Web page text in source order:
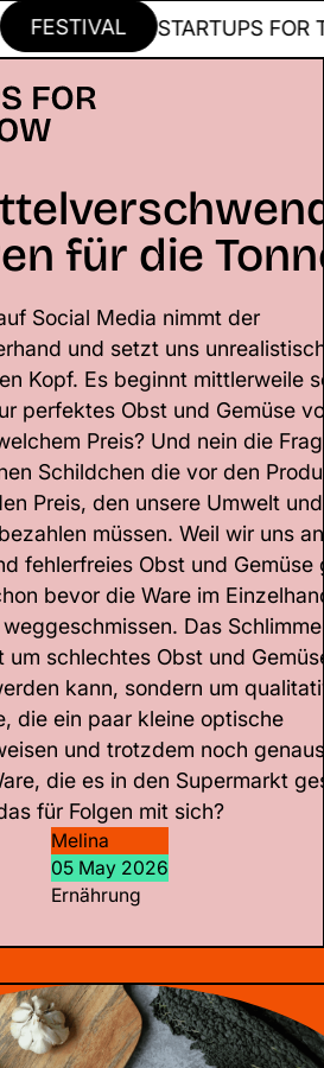
STARTUPS FOR
für die
Social Media nimmt der
und setzt uns
Kopf. Es beginnt mittlerweile
perfektes Obst und Gemüse
Preis? Und nein die
Schildchen die vor den
Preis, den unsere Umwelt
müssen. Weil wir uns an
fehlerfreies Obst und Gemüse
bevor die Ware im
Das
um schlechtes Obst und
kann, sondern um
die ein paar kleine optische
und trotzdem noch
die es in den Supermarkt
für Folgen mit sich?
Melina
05 May 2026
Ernährung